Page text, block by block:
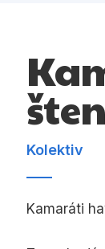
Komiks
Kolektiv
Kamaráti